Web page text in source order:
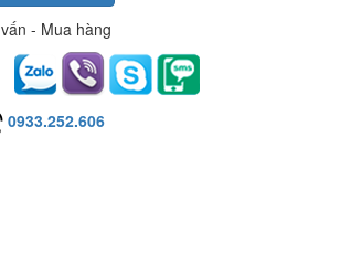
- Mua hàng
0933.252.606